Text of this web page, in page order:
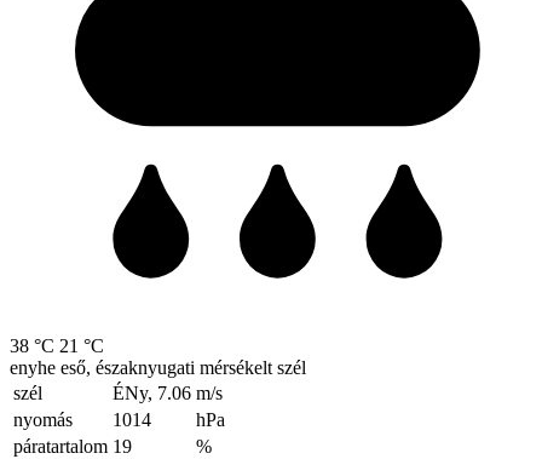
38 °C 21 °C
enyhe eső, északnyugati mérsékelt szél
szél
ÉNy, 7.06 m/s
nyomás
1014
hPa
páratartalom 19
%